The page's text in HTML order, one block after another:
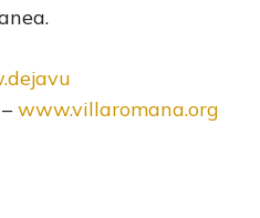
– www.villaromana.org